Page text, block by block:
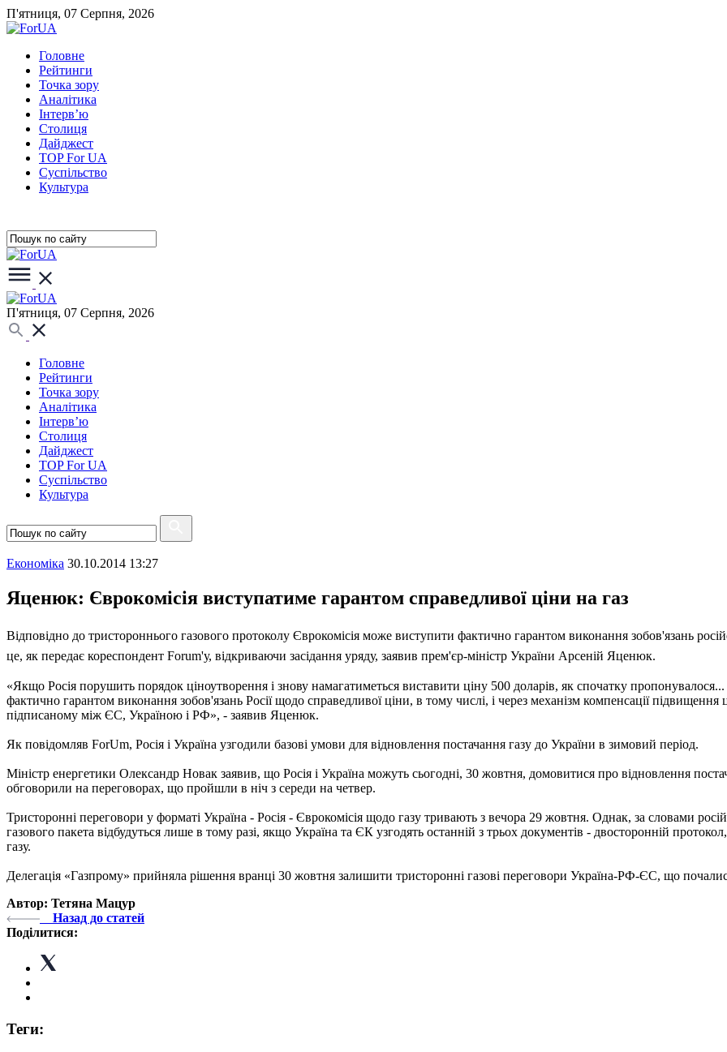
П'ятниця, 07 Серпня, 2026
Головне
Рейтинги
Точка зору
Аналітика
Інтерв’ю
Столиця
Дайджест
TOP For UA
Суспiльство
Культура
П'ятниця, 07 Серпня, 2026
Головне
Рейтинги
Точка зору
Аналітика
Інтерв’ю
Столиця
Дайджест
TOP For UA
Суспiльство
Культура
Економіка 30.10.2014 13:27
Яценюк: Єврокомісія виступатиме гарантом справедливої ціни на газ
Відповідно до тристороннього газового протоколу Єврокомісія може виступити фактично гарантом виконання зобов'язань
це, як передає кореспондент Forum'у, відкриваючи засідання уряду, заявив прем'єр-міністр України Арсеній Яценюк.
«Якщо Росія порушить порядок ціноутворення і знову намагатиметься виставити ціну 500 доларів, як спочатку
фактично гарантом виконання зобов'язань Росії щодо справедливої ціни, в тому числі, і через механізм компенсації
підписаному між ЄС, Україною і РФ», - заявив Яценюк.
Як повідомляв ForUm, Росія і Україна узгодили базові умови для відновлення постачання газу до України в зимовий період.
Міністр енергетики Олександр Новак заявив, що Росія і Україна можуть сьогодні, 30 жовтня, домовитися про відновлення
обговорили на переговорах, що пройшли в ніч з середи на четвер.
Тристоронні переговори у форматі Україна - Росія - Єврокомісія щодо газу тривають з вечора 29 жовтня. Однак, за словами
газового пакета відбудуться лише в тому разі, якщо Україна та ЄК узгодять останній з трьох документів - двосторонній
газу.
Делегація «Газпрому» прийняла рішення вранці 30 жовтня залишити тристоронні газові переговори Україна-РФ-ЄС, що
Автор: Тетяна Мацур
Назад до статей
Поділитися:
Теги: